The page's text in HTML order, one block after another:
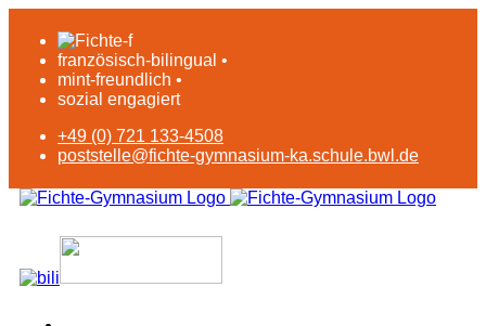
französisch-bilingual •
mint-freundlich •
sozial engagiert
+49 (0) 721 133-4508
poststelle@fichte-gymnasium-ka.schule.bwl.de